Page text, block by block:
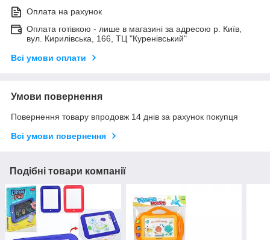
Оплата на рахунок
Оплата готівкою - лише в магазині за адресою р. Київ,
вул. Кирилівська, 166, ТЦ "Куренівський"
Всі умови оплати
Умови повернення
Повернення товару впродовж 14 днів за рахунок покупця
Всі умови повернення
Подібні товари компанії